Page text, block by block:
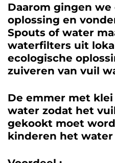
Daarom gingen we
oplossing en
Spouts of water
waterfilters uit
ecologische
zuiveren van vuil
De emmer met
water zodat het
gekookt moet
kinderen het